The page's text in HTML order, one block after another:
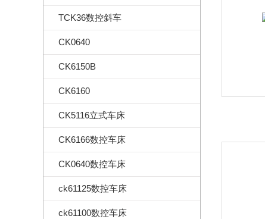
TCK36数控斜车
CK0640
CK6150B
CK6160
CK5116立式车床
CK6166数控车床
CK0640数控车床
ck61125数控车床
ck61100数控车床